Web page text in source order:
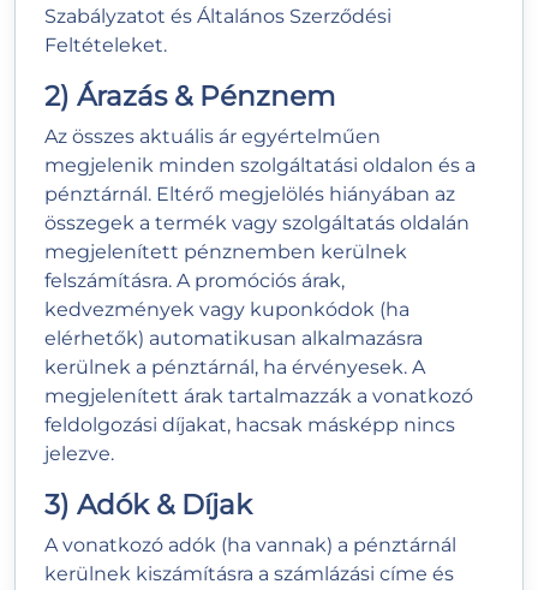
Szabályzatot és Általános Szerződési
Feltételeket.
2) Árazás & Pénznem
Az összes aktuális ár egyértelműen
megjelenik minden szolgáltatási oldalon és a
pénztárnál. Eltérő megjelölés hiányában az
összegek a termék vagy szolgáltatás oldalán
megjelenített pénznemben kerülnek
felszámításra. A promóciós árak,
kedvezmények vagy kuponkódok (ha
elérhetők) automatikusan alkalmazásra
kerülnek a pénztárnál, ha érvényesek. A
megjelenített árak tartalmazzák a vonatkozó
feldolgozási díjakat, hacsak másképp nincs
jelezve.
3) Adók & Díjak
A vonatkozó adók (ha vannak) a pénztárnál
kerülnek kiszámításra a számlázási címe és